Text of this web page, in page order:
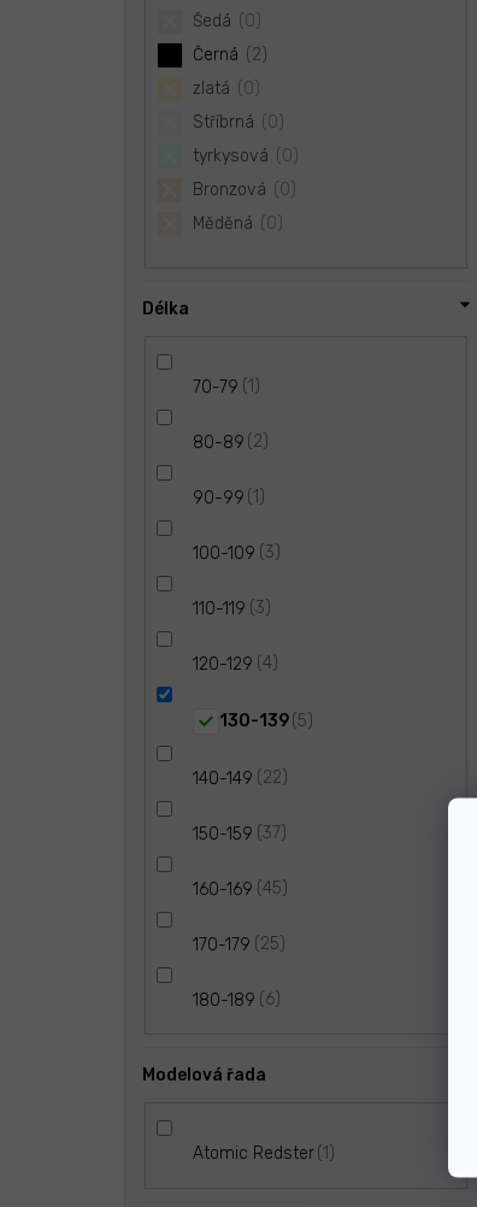
Šedá
0
Černá
2
zlatá
0
Stříbrná
0
tyrkysová
0
Bronzová
0
Měděná
0
Délka
70-79 1
80-89 2
90-99 1
100-109 3
110-119 3
120-129 4
130-139 5
140-149 22
150-159 37
160-169 45
170-179 25
180-189 6
Modelová řada
Atomic Redster 1